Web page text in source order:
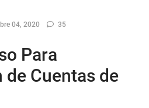
04, 2020 35
Para
de Cuentas de